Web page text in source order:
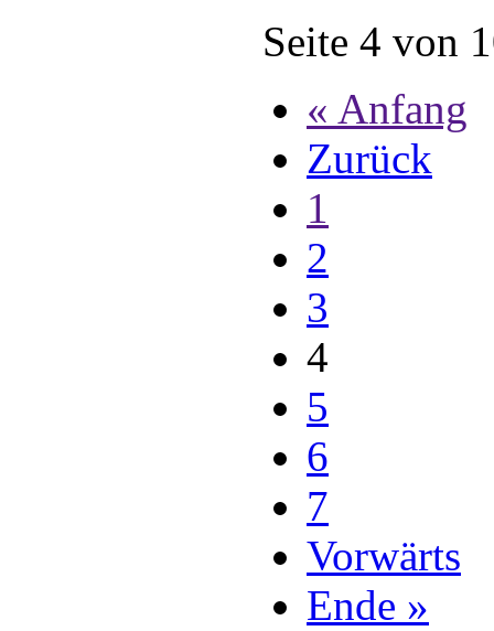
Seite 4 von
« Anfang
Zurück
1
2
3
4
5
6
7
Vorwärts
Ende »